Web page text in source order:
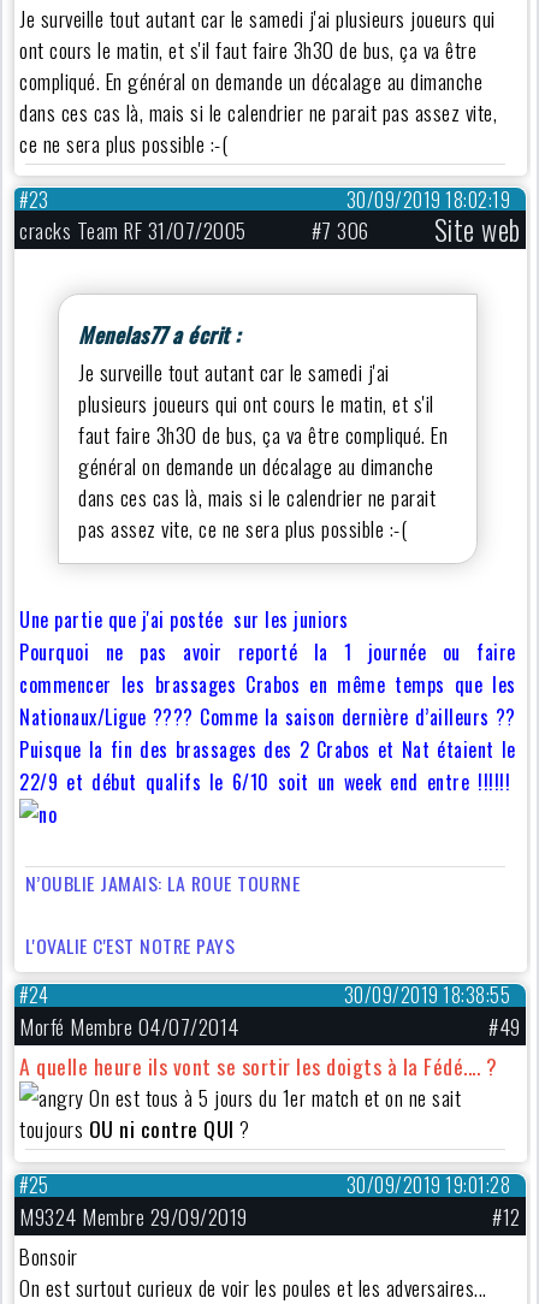
Je surveille tout autant car le samedi j'ai plusieurs joueurs qui
ont cours le matin, et s'il faut faire 3h30 de bus, ça va être
compliqué. En général on demande un décalage au dimanche
dans ces cas là, mais si le calendrier ne parait pas assez vite,
ce ne sera plus possible :-(
30/09/2019 18:02:19
#23
cracks Team RF 31/07/2005 #7 306 Site web
Menelas77 a écrit :
Je surveille tout autant car le samedi j'ai
plusieurs joueurs qui ont cours le matin, et s'il
faut faire 3h30 de bus, ça va être compliqué. En
général on demande un décalage au dimanche
dans ces cas là, mais si le calendrier ne parait
pas assez vite, ce ne sera plus possible :-(
Une partie que j'ai postée sur les juniors
Pourquoi ne pas avoir reporté la 1 journée ou faire
commencer les brassages Crabos en même temps que les
Nationaux/Ligue ???? Comme la saison dernière d’ailleurs ??
Puisque la fin des brassages des 2 Crabos et Nat étaient le
22/9 et début qualifs le 6/10 soit un week end entre !!!!!!
N’OUBLIE JAMAIS: LA ROUE TOURNE
L'OVALIE C'EST NOTRE PAYS
30/09/2019 18:38:55
#24
Morfé Membre 04/07/2014
#49
A quelle heure ils vont se sortir les doigts à la Fédé.... ?
On est tous à 5 jours du 1er match et on ne sait
toujours OU ni contre QUI ?
30/09/2019 19:01:28
#25
M9324 Membre 29/09/2019
#12
Bonsoir
On est surtout curieux de voir les poules et les adversaires...